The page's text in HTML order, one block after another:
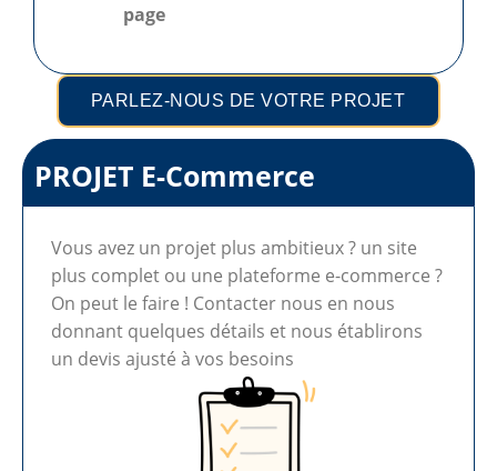
page
PARLEZ-NOUS DE VOTRE PROJET
PROJET E-Commerce
Vous avez un projet plus ambitieux ? un site
plus complet ou une plateforme e-commerce ?
On peut le faire ! Contacter nous en nous
donnant quelques détails et nous établirons
un devis ajusté à vos besoins